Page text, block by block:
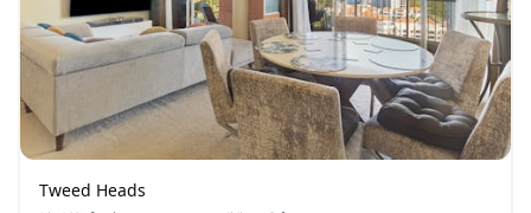
Tweed Heads